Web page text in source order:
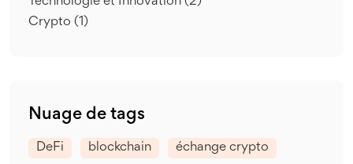
Crypto (1)
Nuage de tags
DeFi blockchain échange crypto